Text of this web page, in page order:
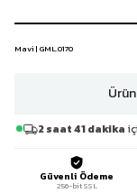
Mavi | GML.0170
2 saat 41 dakika
Güvenli Ödeme
256-bit SSL